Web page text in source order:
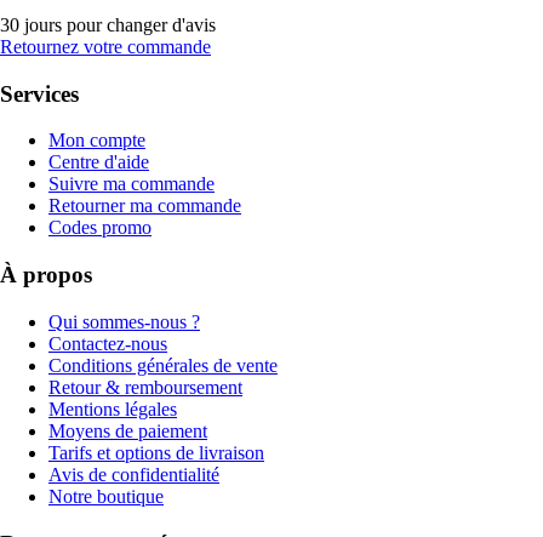
30 jours pour changer d'avis
Retournez votre commande
Services
Mon compte
Centre d'aide
Suivre ma commande
Retourner ma commande
Codes promo
À propos
Qui sommes-nous ?
Contactez-nous
Conditions générales de vente
Retour & remboursement
Mentions légales
Moyens de paiement
Tarifs et options de livraison
Avis de confidentialité
Notre boutique